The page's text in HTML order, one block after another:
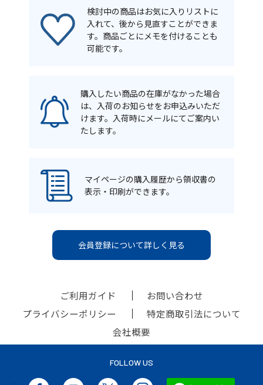
検討中の商品はお気に入りリストに
入れて、後から見直すことができま
す。商品ごとにメモを付けることも
可能です。
購入したい商品の在庫がなかった場合
は、入荷のお知らせをお申込みいただ
けます。入荷時にメールにてご案内い
たします。
マイページの購入履歴から領収書の
表示・印刷ができます。
会員登録について詳しく見る
ご利用ガイド
お問い合わせ
プライバシーポリシー
特定商取引法について
会社概要
FOLLOW US